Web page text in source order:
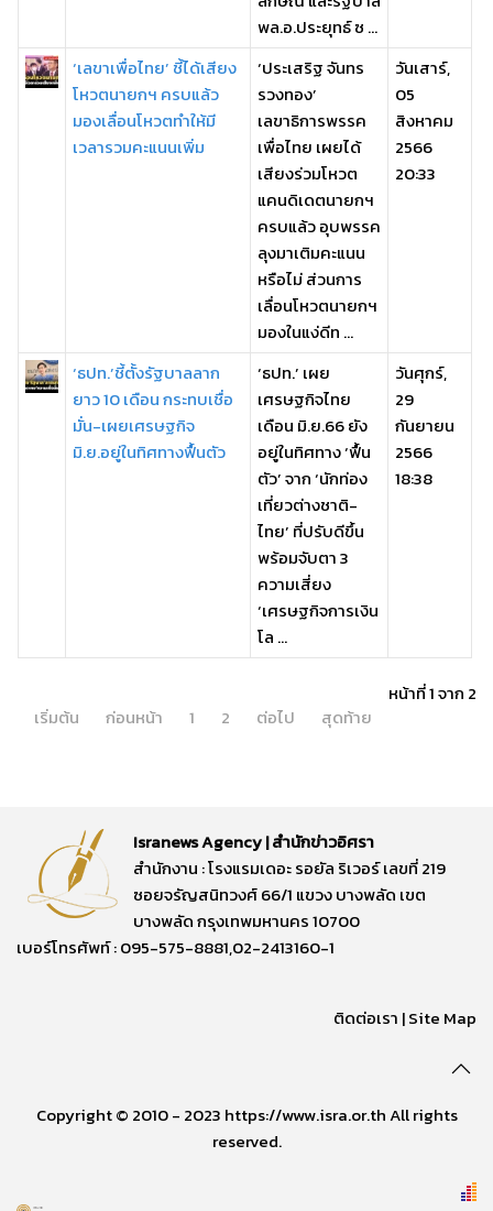
พล.อ.ประยุทธ์ ซ ...
‘เลขาเพื่อไทย’ ชี้ได้เสียง
โหวตนายกฯ ครบแล้ว
มองเลื่อนโหวตทำให้มี
เวลารวมคะแนนเพิ่ม
‘ประเสริฐ จันทร
รวงทอง’
เลขาธิการพรรค
เพื่อไทย เผยได้
เสียงร่วมโหวต
แคนดิเดตนายกฯ
ครบแล้ว อุบพรรค
ลุงมาเติมคะแนน
หรือไม่ ส่วนการ
เลื่อนโหวตนายกฯ
มองในแง่ดีท ...
วันเสาร์,
05
สิงหาคม
2566
20:33
‘ธปท.’ชี้ตั้งรัฐบาลลาก
ยาว 10 เดือน กระทบเชื่อ
มั่น-เผยเศรษฐกิจ
มิ.ย.อยู่ในทิศทางฟื้นตัว
‘ธปท.’ เผย
เศรษฐกิจไทย
เดือน มิ.ย.66 ยัง
อยู่ในทิศทาง ‘ฟื้น
ตัว’ จาก ‘นักท่อง
เที่ยวต่างชาติ-
ไทย’ ที่ปรับดีขึ้น
พร้อมจับตา 3
ความเสี่ยง
‘เศรษฐกิจการเงิน
โล ...
วันศุกร์,
29
กันยายน
2566
18:38
หน้าที่ 1 จาก 2
เริ่มต้น
ก่อนหน้า 1 2 ต่อไป สุดท้าย
Isranews Agency | สำนักข่าวอิศรา
สำนักงาน : โรงแรมเดอะ รอยัล ริเวอร์ เลขที่ 219
ซอยจรัญสนิทวงศ์ 66/1 แขวง บางพลัด เขต
บางพลัด กรุงเทพมหานคร 10700
เบอร์โทรศัพท์ : 095-575-8881,02-2413160-1
ติดต่อเรา |Site Map
Copyright © 2010 - 2023 https://www.isra.or.th All rights
reserved.